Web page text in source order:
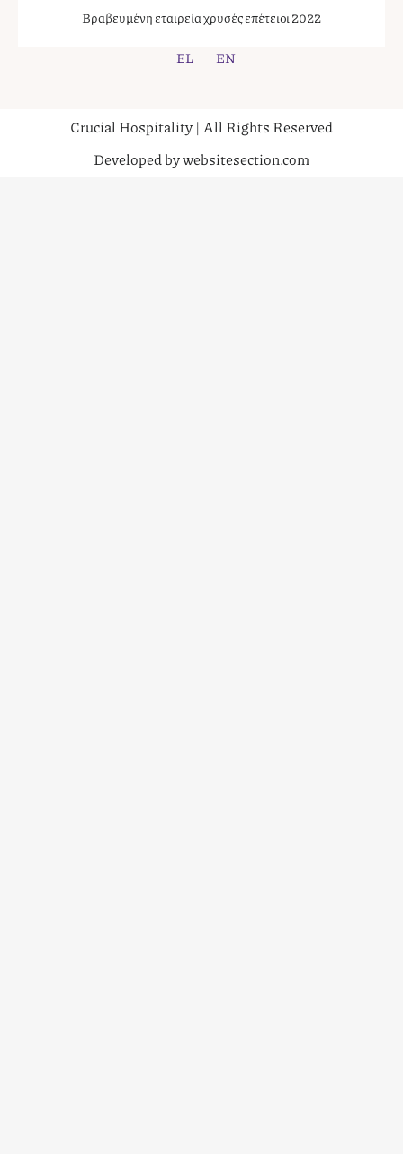
Βραβευμένη εταιρεία χρυσές επέτειοι 2022
EL EN
Crucial Hospitality | All Rights Reserved
Developed by websitesection.com